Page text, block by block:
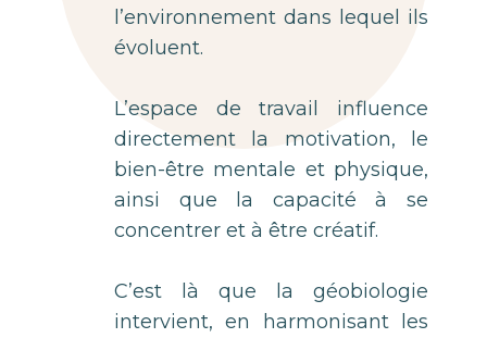
l’environnement dans lequel ils
évoluent.
L’espace de travail influence
directement la motivation, le
bien-être mentale et physique,
ainsi que la capacité à se
concentrer et à être créatif.
C’est là que la géobiologie
intervient, en harmonisant les